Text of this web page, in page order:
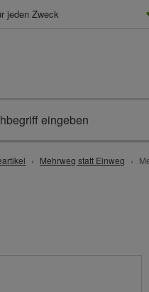
jeden Zweck
Mehrweg statt Einweg